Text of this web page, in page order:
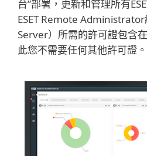
台”部署，更新和管理所有
ESET Remote
Server）所需的許可證包含
此您不需要任何其他許可證。